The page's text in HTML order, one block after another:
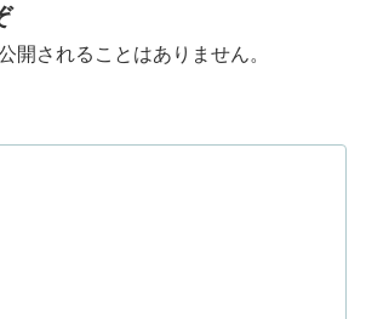
開されることはありません。